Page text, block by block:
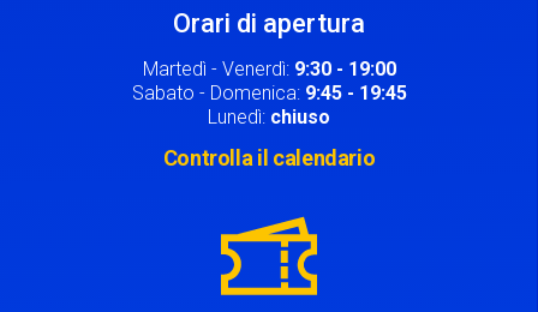
Orari di apertura
Martedì - Venerdì: 9:30 - 19:00
Sabato - Domenica: 9:45 - 19:45
Lunedì: chiuso
Controlla il calendario